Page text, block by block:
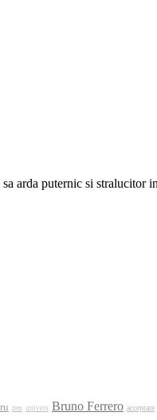
arda puternic si stralucitor
zen univers Bruno Ferrero acceptare